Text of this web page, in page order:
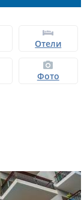
Отели
Фото